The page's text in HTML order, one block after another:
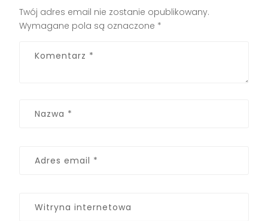
Twój adres email nie zostanie opublikowany.
Wymagane pola są oznaczone *